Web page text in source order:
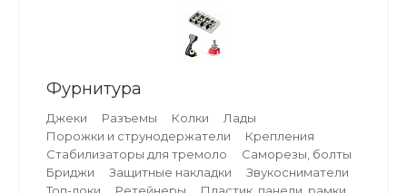
Фурнитура
Джеки Разъемы Колки
Лады
Порожки и струнодержатели
Крепления
Стабилизаторы для тремоло
Саморезы, болты
Бриджи
Защитные накладки
Звукосниматели